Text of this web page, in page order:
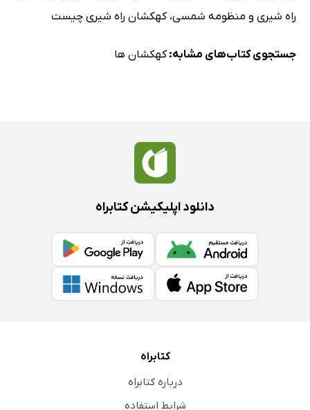
راه شیری و منظومه شمسی،کهکشان راه شیری چیست
جستجوی کتاب‌های مشابه:کهکشان ها
دانلود اپلیکیشن کتابراه
کتابراه
درباره کتابراه
شرایط استفاده